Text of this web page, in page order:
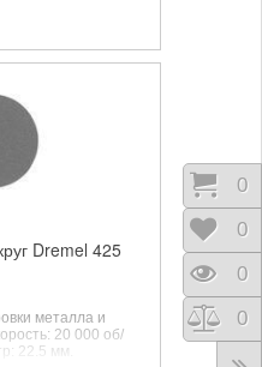
Dremel 425
металла и
20 000 об/
22.5 мм.
0
0
0
0